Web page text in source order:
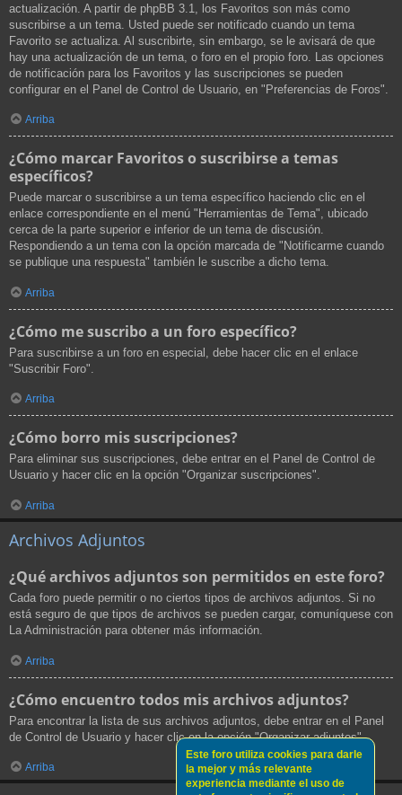
actualización. A partir de phpBB 3.1, los Favoritos son más como
suscribirse a un tema. Usted puede ser notificado cuando un tema
Favorito se actualiza. Al suscribirte, sin embargo, se le avisará de que
hay una actualización de un tema, o foro en el propio foro. Las opciones
de notificación para los Favoritos y las suscripciones se pueden
configurar en el Panel de Control de Usuario, en "Preferencias de Foros".
Arriba
¿Cómo marcar Favoritos o suscribirse a temas
específicos?
Puede marcar o suscribirse a un tema específico haciendo clic en el
enlace correspondiente en el menú "Herramientas de Tema", ubicado
cerca de la parte superior e inferior de un tema de discusión.
Respondiendo a un tema con la opción marcada de "Notificarme cuando
se publique una respuesta" también le suscribe a dicho tema.
Arriba
¿Cómo me suscribo a un foro específico?
Para suscribirse a un foro en especial, debe hacer clic en el enlace
"Suscribir Foro".
Arriba
¿Cómo borro mis suscripciones?
Para eliminar sus suscripciones, debe entrar en el Panel de Control de
Usuario y hacer clic en la opción "Organizar suscripciones".
Arriba
Archivos Adjuntos
¿Qué archivos adjuntos son permitidos en este foro?
Cada foro puede permitir o no ciertos tipos de archivos adjuntos. Si no
está seguro de que tipos de archivos se pueden cargar, comuníquese con
La Administración para obtener más información.
Arriba
¿Cómo encuentro todos mis archivos adjuntos?
Para encontrar la lista de sus archivos adjuntos, debe entrar en el Panel
de Control de Usuario y hacer clic en la opción "Organizar adjuntos".
Arriba
Este foro utiliza cookies para darle
la mejor y más relevante
experiencia mediante el uso de